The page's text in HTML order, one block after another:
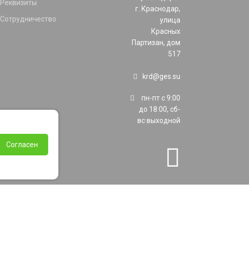
Реквизиты
Сотрудничество
г. Краснодар,
улица
Красных
Партизан, дом
517
krd@ges.su
пн-пт с 9:00
до 18:00, сб-
вс выходной
Согласен